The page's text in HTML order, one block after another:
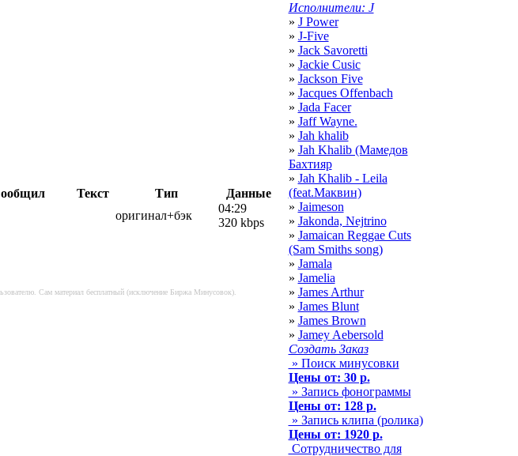
Текст Тип
Данные
оригинал+бэк
04:29
320 kbps
Сам материал бесплатный (исключение Биржа Минусовок).
Исполнители: J
» J Power
» J-Five
» Jack Savoretti
» Jackie Cusic
» Jackson Five
» Jacques Offenbach
» Jada Facer
» Jaff Wayne.
» Jah khalib
» Jah Khalib (Мамедов
Бахтияр
» Jah Khalib - Leila
(feat.Маквин)
» Jaimeson
» Jakonda, Nejtrino
» Jamaican Reggae Cuts
(Sam Smiths song)
» Jamala
» Jamelia
» James Arthur
» James Blunt
» James Brown
» Jamey Aebersold
Создать Заказ
» Поиск минусовки
Цены от: 30 р.
» Запись фонограммы
Цены от: 128 р.
» Запись клипа (ролика)
Цены от: 1920 р.
Сотрудничество для